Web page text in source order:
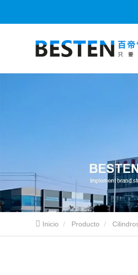
Inicio Producto